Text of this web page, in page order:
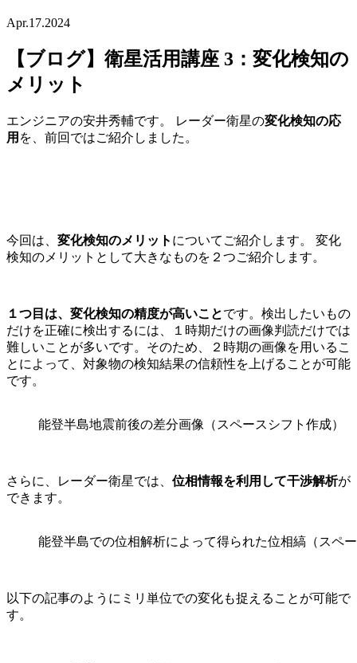
Apr.17.2024
【ブログ】衛星活用講座 3：変化検知の
メリット
エンジニアの安井秀輔です。 レーダー衛星の変化検知の応
用 を、前回ではご紹介しました。
今回は、 変化検知のメリット についてご紹介します。
変化
検知のメリットとして大きなものを２つご紹介します。
１つ目は、変化検知の精度が高いことです。検出したいもの
だけを正確に検出するには、１時期だけの画像判読だけでは
難しいことが多いです。そのため、２時期の画像を用いるこ
とによって、対象物の検知結果の信頼性を上げることが可能
です。
能登半島地震前後の差分画像（スペースシフト作成）
さらに、レーダー衛星では、 位相情報を利用して干渉解析が
できます。
能登半島での位相解析によって得られた位相縞（スペ
以下の記事のようにミリ単位での変化も捉えることが可能で
す。